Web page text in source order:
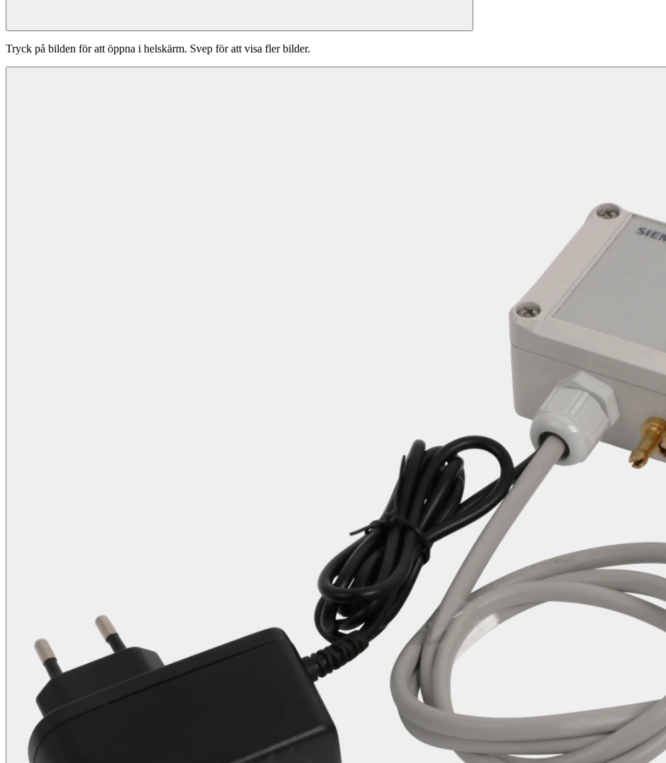
Tryck på bilden för att öppna i helskärm. Svep för att visa fler bilder.